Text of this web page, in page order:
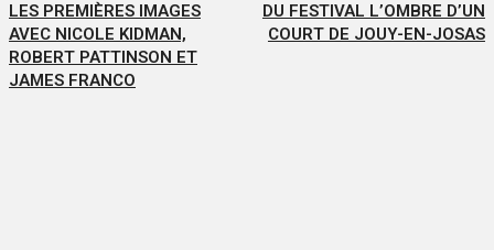
LES PREMIÈRES IMAGES
AVEC NICOLE KIDMAN,
ROBERT PATTINSON ET
JAMES FRANCO
DU FESTIVAL L’OMBRE D’UN
COURT DE JOUY-EN-JOSAS